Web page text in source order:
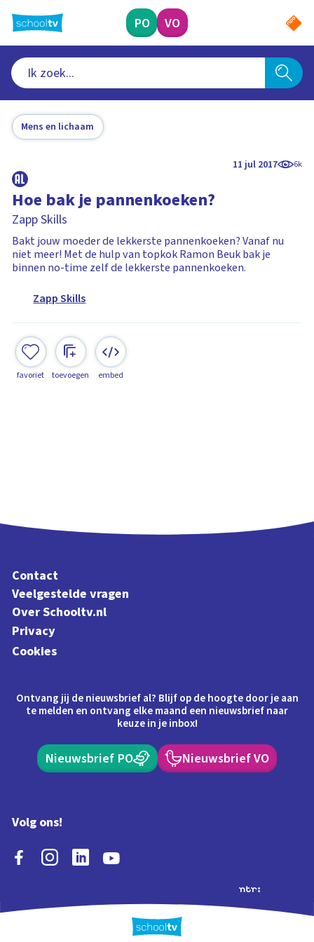
naar
hoofdinhoud
PO VO
Mens en lichaam
11 jul 2017 6k
Hoe bak je pannenkoeken?
Zapp Skills
Bakt jouw moeder de lekkerste pannenkoeken? Vanaf nu
niet meer! Met de hulp van topkok Ramon Beuk bak je
binnen no-time zelf de lekkerste pannenkoeken.
Zapp Skills
favoriet toevoegen embed
Contact
Veelgestelde vragen
Over Schooltv.nl
Privacy
Cookies
Ontvang jij de nieuwsbrief al? Blijf op de hoogte door je aan
te melden en ontvang elke maand een nieuwsbrief naar
keuze in je inbox!
Nieuwsbrief PO Nieuwsbrief VO
Volg ons!